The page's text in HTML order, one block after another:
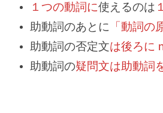
１つの動詞に使えるのは
助動詞のあとに 「動詞の
助動詞の否定文は後ろに
助動詞の疑問文は助動詞